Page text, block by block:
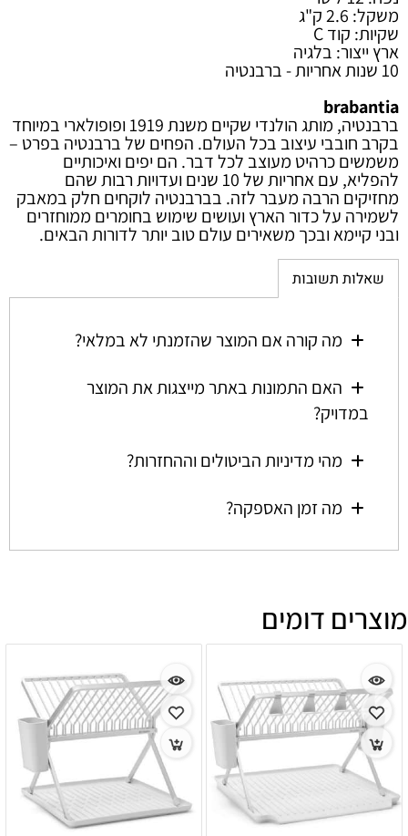
משקל: 2.6 ק"ג
שקיות: קוד C
ארץ ייצור: בלגיה
10 שנות אחריות - ברבנטיה
brabantia
ברבנטיה, מותג הולנדי שקיים משנת 1919 ופופולארי במיוחד
בקרב חובבי עיצוב בכל העולם. הפחים של ברבנטיה בפרט –
משמשים כרהיט מעוצב לכל דבר. הם יפים ואיכותיים
להפליא, עם אחריות של 10 שנים ועדויות רבות שהם
מחזיקים הרבה מעבר לזה. בברבנטיה לוקחים חלק במאבק
לשמירה על כדור הארץ ועושים שימוש בחומרים ממוחזרים
ובני קיימא ובכך משאירים עולם טוב יותר לדורות הבאים.
שאלות תשובות
מה קורה אם המוצר שהזמנתי לא במלאי?
האם התמונות באתר מייצגות את המוצר
במדויק?
מהי מדיניות הביטולים וההחזרות?
מה זמן האספקה?
מוצרים דומים